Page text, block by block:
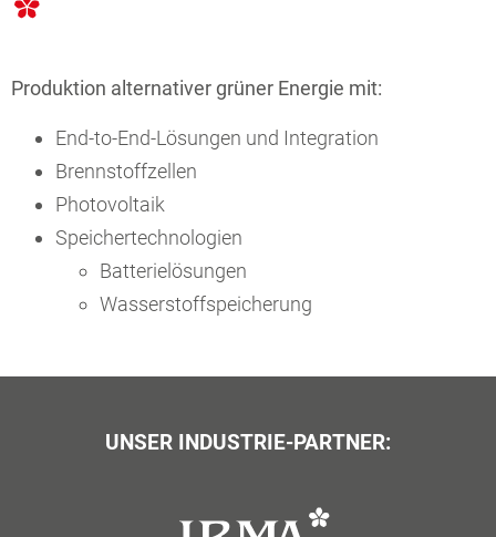
Produktion alternativer grüner Energie mit:
End-to-End-Lösungen und Integration
Brennstoffzellen
Photovoltaik
Speichertechnologien
Batterielösungen
Wasserstoffspeicherung
UNSER INDUSTRIE-PARTNER: